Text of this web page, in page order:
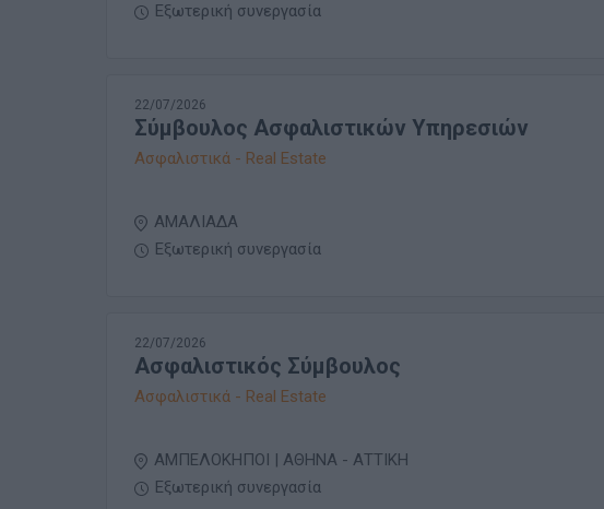
Εξωτερική συνεργασία
22/07/2026
Σύμβουλος Ασφαλιστικών Υπηρεσιών
Ασφαλιστικά - Real Estate
ΑΜΑΛΙΑΔΑ
Εξωτερική συνεργασία
22/07/2026
Ασφαλιστικός Σύμβουλος
Ασφαλιστικά - Real Estate
ΑΜΠΕΛΟΚΗΠΟΙ | ΑΘΗΝΑ - ΑΤΤΙΚΗ
Εξωτερική συνεργασία